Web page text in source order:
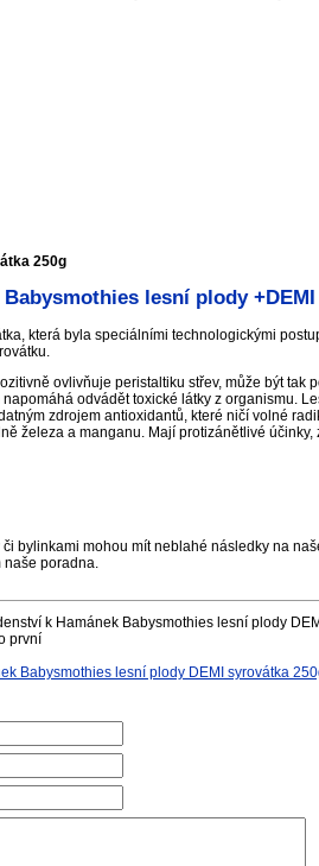
250g
lesní plody
která byla speciálními technologickými
ovlivňuje peristaltiku střev, může být tak
odvádět toxické látky z organismu.
zdrojem antioxidantů, které ničí volné
železa a manganu. Mají protizánětlivé
bylinkami mohou mít neblahé následky na
naše poradna.
k Hamánek Babysmothies lesní plody
první
Babysmothies lesní plody DEMI syrovátka